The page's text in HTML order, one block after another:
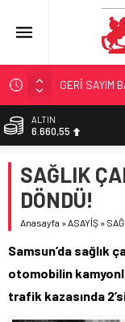
GERİ SAYIM
‘BAFRA’YA
YÖNETİCİ
ALTIN
6.660,55
13.779,39
DOLAR
47,7111
55,1881
SAĞLIK
DÖNDÜ!
Anasayfa »ASAYİŞ »
Samsun’da sağlık
otomobilin
trafik kazasında